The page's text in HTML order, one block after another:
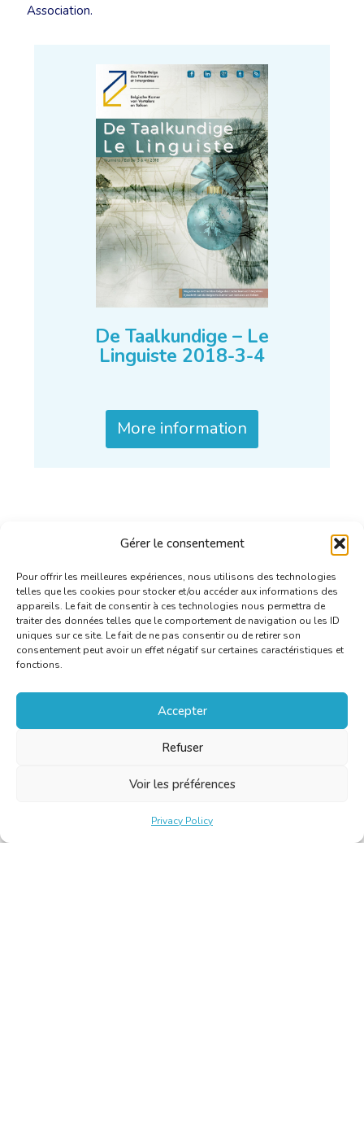
Gérer le consentement
Pour offrir les meilleures expériences, nous utilisons des technologies
telles que les cookies pour stocker et/ou accéder aux informations des
appareils. Le fait de consentir à ces technologies nous permettra de
traiter des données telles que le comportement de navigation ou les ID
uniques sur ce site. Le fait de ne pas consentir ou de retirer son
consentement peut avoir un effet négatif sur certaines caractéristiques et
fonctions.
Accepter
Refuser
Voir les préférences
Privacy Policy
Association.
De Taalkundige – Le
Linguiste 2018-3-4
More information